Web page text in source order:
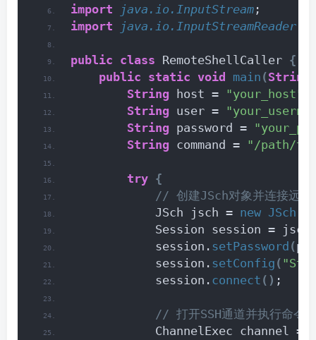
import java.io.InputStream ;
import java.io.InputStreamReader
public class RemoteShellCaller {
public static void main (String
String host = "your_host"
String user =
String password =
String command = "/path/
try {
// 创建JSch对象并连接远程
            JSch jsch =
new JSch
Session session =
            session.
setPassword (
            session.
setConfig (
            session.
connect () ;
// 打开SSH通道并执行命令
            ChannelExec channel =